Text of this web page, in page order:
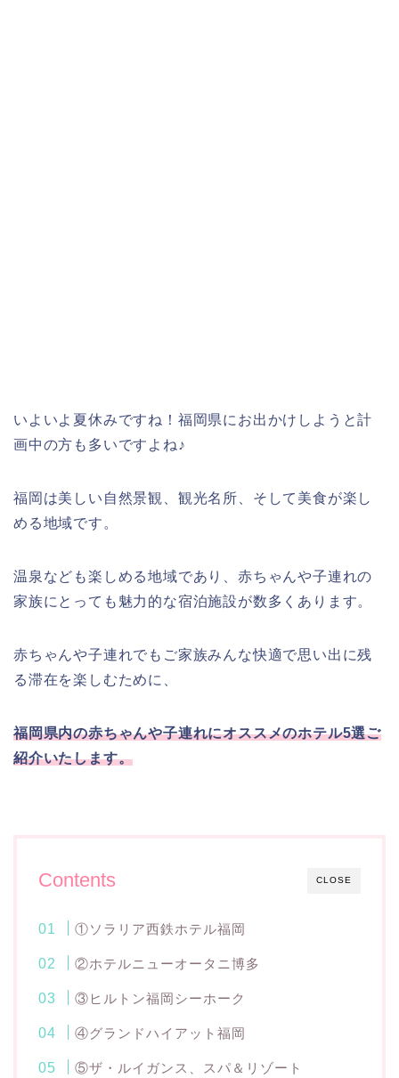
いよいよ夏休みですね！福岡県にお出かけしようと計
画中の方も多いですよね♪
福岡は美しい自然景観、観光名所、そして美食が楽し
める地域です。
温泉なども楽しめる地域であり、赤ちゃんや子連れの
家族にとっても魅力的な宿泊施設が数多くあります。
赤ちゃんや子連れでもご家族みんな快適で思い出に残
る滞在を楽しむために、
福岡県内の赤ちゃんや子連れにオススメのホテル5選ご
紹介いたします。
CLOSE
Contents
①ソラリア西鉄ホテル福岡
②ホテルニューオータニ博多
③ヒルトン福岡シーホーク
④グランドハイアット福岡
⑤ザ・ルイガンス、スパ＆リゾート